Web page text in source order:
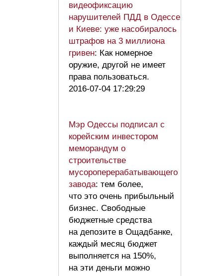
видеофиксацию
нарушителей ПДД в Одессе
и Киеве: уже насобиралось
штрафов на 3 миллиона
гривен: Как номерное
оружие, другой не имеет
права пользоваться.
2016-07-04 17:29:29
Мэр Одессы подписал с
корейским инвестором
меморандум о
строительстве
мусороперерабатывающего
завода: тем более,
что это очень прибыльный
бизнес. Свободные
бюджетные средства
на депозите в Ощадбанке,
каждый месяц бюджет
выполняется на 150%,
на эти деньги можно